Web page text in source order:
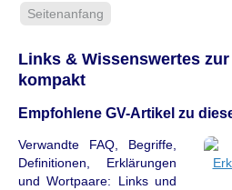
Seitenanfang
Links & Wissenswertes
kompakt
Empfohlene GV-Artikel zu
Verwandte FAQ, Begriffe,
Definitionen, Erklärungen
und Wortpaare: Links und